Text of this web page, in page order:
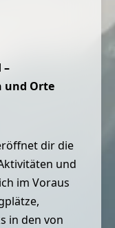
–
und Orte
dir die
und
im Voraus
in den von